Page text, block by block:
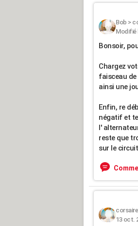
Bob >
Modifié
Bonsoir,
Chargez
faisceau de
ainsi une
Enfin, re
négatif et
l'
reste que
sur le
13 oct.